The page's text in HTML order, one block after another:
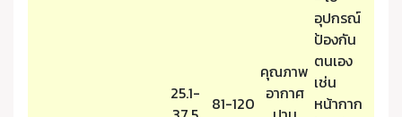
25.1-
81-120
คุณภาพ
อากาศ
อุปกรณ์
ป้องกัน
ตนเอง
เช่น
หน้ากาก